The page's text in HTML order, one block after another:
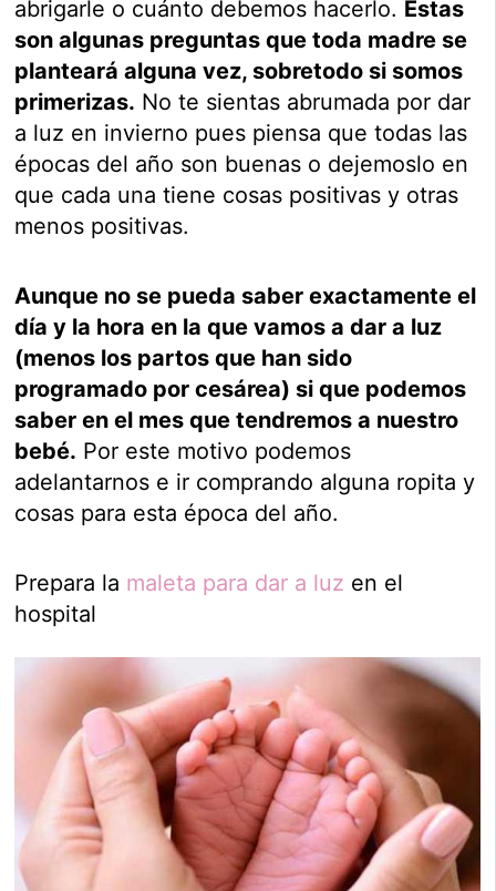
abrigarle o cuánto debemos hacerlo. Estas
son algunas preguntas que toda madre se
planteará alguna vez, sobretodo si somos
primerizas. No te sientas abrumada por dar
a luz en invierno pues piensa que todas las
épocas del año son buenas o dejemoslo en
que cada una tiene cosas positivas y otras
menos positivas.
Aunque no se pueda saber exactamente el
día y la hora en la que vamos a dar a luz
(menos los partos que han sido
programado por cesárea) si que podemos
saber en el mes que tendremos a nuestro
bebé. Por este motivo podemos
adelantarnos e ir comprando alguna ropita y
cosas para esta época del año.
Prepara la maleta para dar a luz en el
hospital